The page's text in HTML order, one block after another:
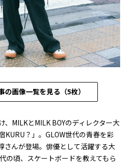
の画像一覧を見る（5枚）
、MILKとMILK BOYのディレクター大
KURU？」。GLOW世代の青春を彩
さんが登場。俳優として活躍する大
の頃、スケートボードを教えてもら